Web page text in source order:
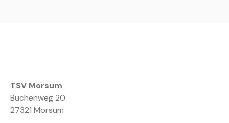
TSV Morsum
Buchenweg 20
27321 Morsum